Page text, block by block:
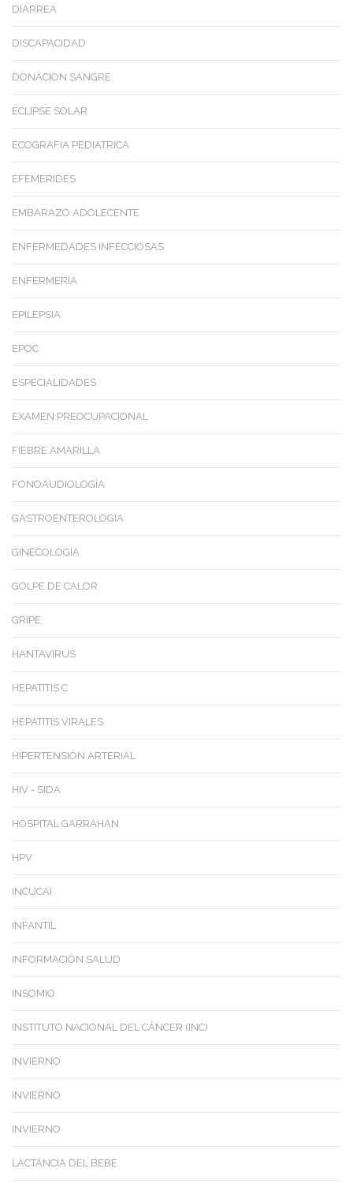
DIARREA
DISCAPACIDAD
DONACION SANGRE
ECLIPSE SOLAR
ECOGRAFIA PEDIATRICA
EFEMERIDES
EMBARAZO ADOLECENTE
ENFERMEDADES INFECCIOSAS
ENFERMERIA
EPILEPSIA
EPOC
ESPECIALIDADES
EXAMEN PREOCUPACIONAL
FIEBRE AMARILLA
FONOAUDIOLOGÍA
GASTROENTEROLOGIA
GINECOLOGIA
GOLPE DE CALOR
GRIPE
HANTAVIRUS
HEPATITIS C
HEPATITIS VIRALES
HIPERTENSIÓN ARTERIAL
HIV - SIDA
HOSPITAL GARRAHAN
HPV
INCUCAI
INFANTIL
INFORMACIÓN SALUD
INSOMIO
INSTITUTO NACIONAL DEL CÁNCER (INC)
INVIERNO
INVIERNO
INVIERNO
LACTANCIA DEL BEBE